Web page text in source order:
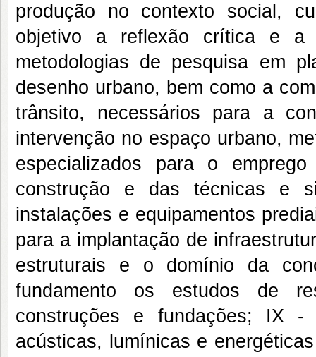
produção no contexto social,
objetivo a reflexão crítica e
metodologias de pesquisa em
desenho urbano, bem como a
trânsito, necessários para a
intervenção no espaço urbano,
especializados para o
construção e das técnicas e
instalações e equipamentos
para a implantação de
estruturais e o domínio da
fundamento os estudos de
construções e fundações; IX -
acústicas, lumínicas e